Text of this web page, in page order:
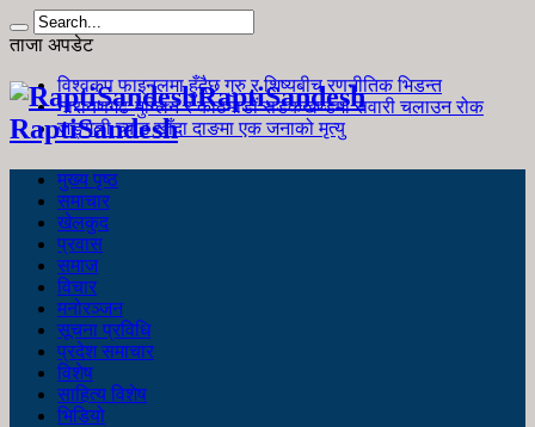
ताजा अपडेट
विश्वकप फाइनलमा हुँदैछ गुरु र शिष्यबीच रणनीतिक भिडन्त
नारायणगढ-मुग्लिन र काठमाडौं सडकखण्डमा सवारी चलाउन रोक
जङ्गली च्याउ खाँदा दाङमा एक जनाको मृत्यु
RaptiSandesh
RaptiSandesh
मुख्य पृष्ठ
समाचार
खेलकुद
प्रवास
समाज
विचार
मनोरञ्जन
सूचना प्रविधि
प्रदेश समाचार
विशेष
साहित्य विशेष
भिडियो